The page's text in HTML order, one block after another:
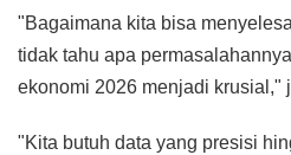
​"Bagaimana kita bisa
tidak tahu apa
ekonomi 2026 menjadi krusial,"
"Kita butuh data yang presisi